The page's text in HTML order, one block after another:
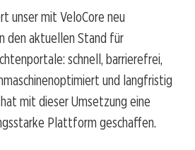
unser mit VeloCore neu
den aktuellen Stand für
schnell, barrierefrei,
und langfristig
mit dieser Umsetzung eine
Plattform geschaffen.